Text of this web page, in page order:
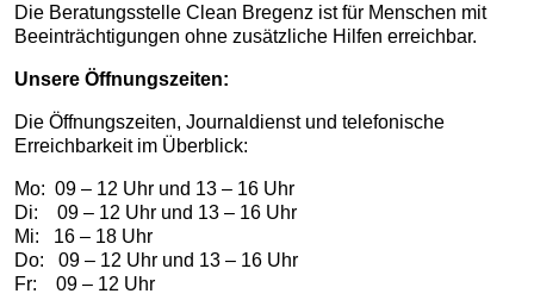
Die Beratungsstelle Clean Bregenz ist für Menschen mit
Beeinträchtigungen ohne zusätzliche Hilfen erreichbar.
Unsere Öffnungszeiten:
Die Öffnungszeiten, Journaldienst und telefonische
Erreichbarkeit im Überblick:
Mo: 09 – 12 Uhr und 13 – 16 Uhr
Di: 09 – 12 Uhr und 13 – 16 Uhr
Mi: 16 – 18 Uhr
Do: 09 – 12 Uhr und 13 – 16 Uhr
Fr: 09 – 12 Uhr